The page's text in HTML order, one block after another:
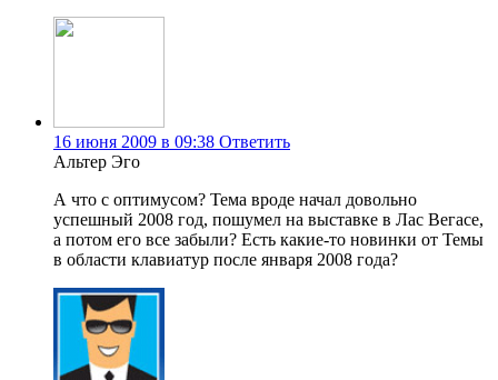
16 июня 2009 в 09:38 Ответить
Альтер Эго
А что с оптимусом? Тема вроде начал довольно
успешный 2008 год, пошумел на выставке в Лас Вегасе,
а потом его все забыли? Есть какие-то новинки от Темы
в области клавиатур после января 2008 года?